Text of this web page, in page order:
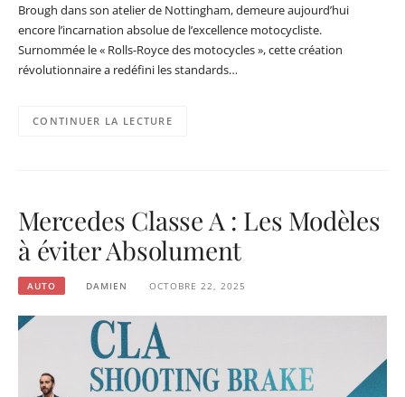
Brough dans son atelier de Nottingham, demeure aujourd’hui
encore l’incarnation absolue de l’excellence motocycliste.
Surnommée le « Rolls-Royce des motocycles », cette création
révolutionnaire a redéfini les standards…
CONTINUER LA LECTURE
Mercedes Classe A : Les Modèles
à éviter Absolument
AUTO DAMIEN OCTOBRE 22, 2025